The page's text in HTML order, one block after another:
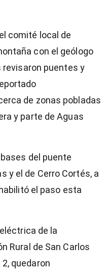
comité local de
con el geólogo
revisaron puentes y
de zonas pobladas
y parte de Aguas
del puente
y el de Cerro Cortés, a
el paso esta
de la
Rural de San Carlos
quedaron